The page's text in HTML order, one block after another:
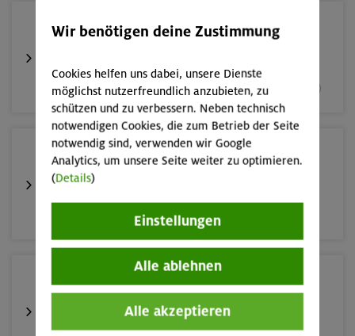
05.09.26
München und Umgebung (inkl. bayer. Voralpenraum)
10.-13.09.26
Alpinklettertraining
Wir benötigen deine Zustimmung
Cookies helfen uns dabei, unsere Dienste
möglichst nutzerfreundlich anzubieten, zu
schützen und zu verbessern. Neben technisch
notwendigen Cookies, die zum Betrieb der Seite
notwendig sind, verwenden wir Google
Analytics, um unsere Seite weiter zu optimieren.
(Details)
Einstellungen
Alle ablehnen
Alle akzeptieren